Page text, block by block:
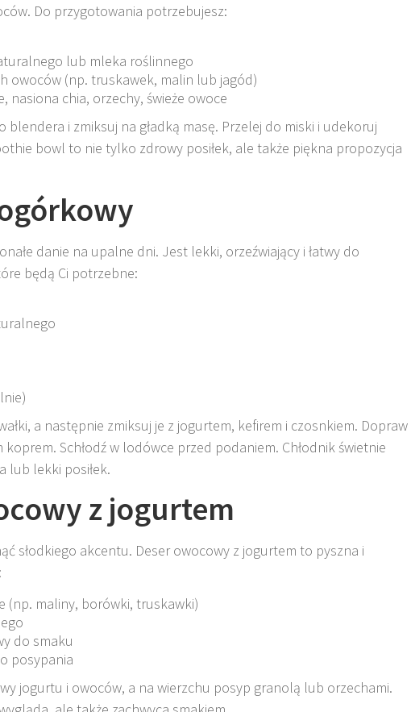
Do przygotowania potrzebujesz:
lub mleka roślinnego
owoców (np. truskawek, malin lub jagód)
nasiona chia, orzechy, świeże owoce
blendera i zmiksuj na gładką masę. Przelej do miski i udekoruj
bowl to nie tylko zdrowy posiłek, ale także piękna propozycja
danie na upalne dni. Jest lekki, orzeźwiający i łatwy do
będą Ci potrzebne:
a następnie zmiksuj je z jogurtem, kefirem i czosnkiem. Dopraw
Schłodź w lodówce przed podaniem. Chłodnik świetnie
lub lekki posiłek.
z jogurtem
słodkiego akcentu. Deser owocowy z jogurtem to pyszna i
(np. maliny, borówki, truskawki)
do smaku
posypania
jogurtu i owoców, a na wierzchu posyp granolą lub orzechami.